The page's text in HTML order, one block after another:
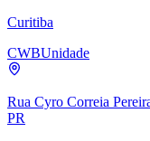
Curitiba
CWBUnidade
Rua Cyro Correia
PR